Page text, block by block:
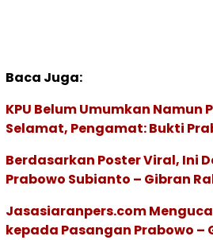
Baca Juga:
KPU Belum Umumkan
Selamat, Pengamat: Bukti
Berdasarkan Poster Viral, Ini
Prabowo Subianto – Gibran
Jasasiaranpers.com
kepada Pasangan Prabowo –